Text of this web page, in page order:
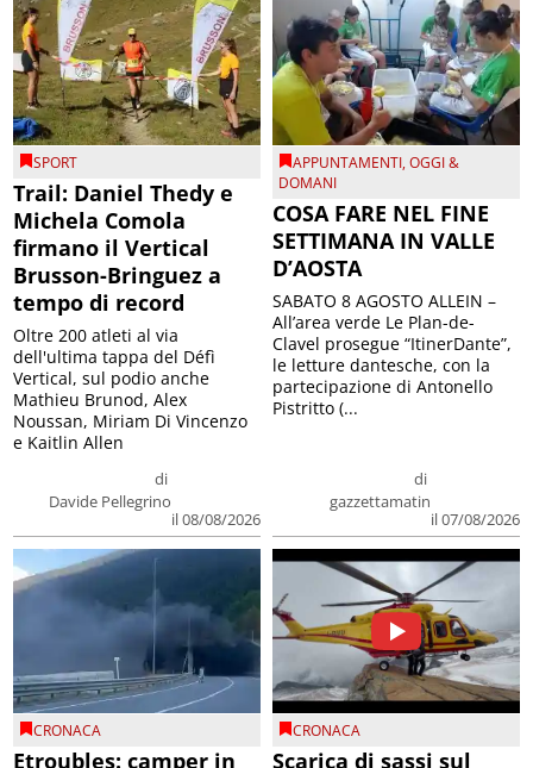
SPORT
Trail: Daniel Thedy e
Michela Comola
firmano il Vertical
Brusson-Bringuez a
tempo di record
di
Davide Pellegrino
il 08/08/2026
Oltre 200 atleti al via
dell'ultima tappa del Défì
Vertical, sul podio anche
Mathieu Brunod, Alex
Noussan, Miriam Di Vincenzo
e Kaitlin Allen
APPUNTAMENTI,OGGI &
DOMANI
COSA FARE NEL FINE
SETTIMANA IN VALLE
D’AOSTA
di
gazzettamatin
il 07/08/2026
SABATO 8 AGOSTO ALLEIN –
All’area verde Le Plan-de-
Clavel prosegue “ItinerDante”,
le letture dantesche, con la
partecipazione di Antonello
Pistritto (...
CRONACA
Etroubles: camper in
CRONACA
Scarica di sassi sul